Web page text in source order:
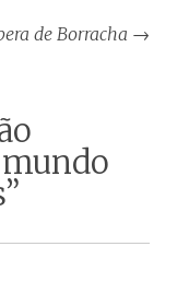
de Borracha →
”